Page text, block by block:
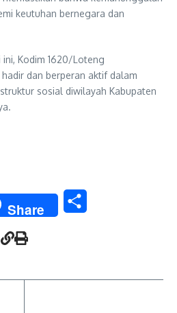
keutuhan bernegara dan
Kodim 1620/Loteng
dan berperan aktif dalam
sosial diwilayah Kabupaten
Share